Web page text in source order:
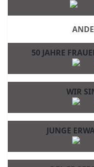
50 JAHRE
WIR
JUNGE